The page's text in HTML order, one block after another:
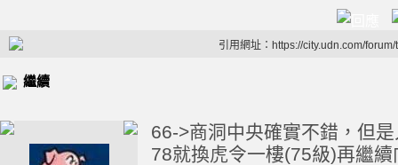
引用網址：https://city.udn.com/
繼續
66->商洞中央確實不錯，但
78就換虎令一樓(75級)再繼